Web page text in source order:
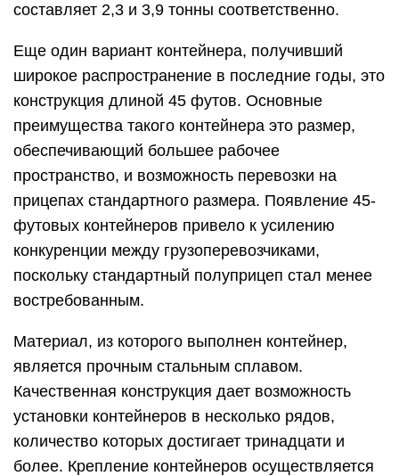
составляет 2,3 и 3,9 тонны соответственно.
Еще один вариант контейнера, получивший
широкое распространение в последние годы, это
конструкция длиной 45 футов. Основные
преимущества такого контейнера это размер,
обеспечивающий большее рабочее
пространство, и возможность перевозки на
прицепах стандартного размера. Появление 45-
футовых контейнеров привело к усилению
конкуренции между грузоперевозчиками,
поскольку стандартный полуприцеп стал менее
востребованным.
Материал, из которого выполнен контейнер,
является прочным стальным сплавом.
Качественная конструкция дает возможность
установки контейнеров в несколько рядов,
количество которых достигает тринадцати и
более. Крепление контейнеров осуществляется